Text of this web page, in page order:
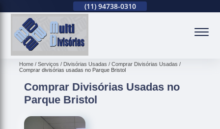
(11) 94738-0310
Home Serviços Divisórias Usadas
Comprar Divisórias Usadas
Comprar divisórias usadas no Parque Bristol
Comprar Divisórias Usadas no
Parque Bristol